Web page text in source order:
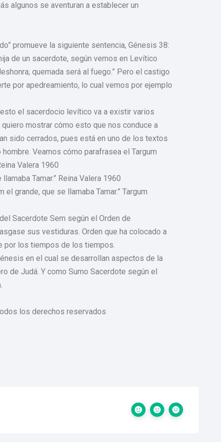
algunos se aventuran a establecer un
promueve la siguiente sentencia, Génesis 38:
de un sacerdote, según vemos en Levítico
quemada será al fuego.” Pero el castigo
por apedreamiento, lo cual vemos por ejemplo
el sacerdocio levítico va a existir varios
mostrar cómo esto que nos conduce a
sido cerrados, pues está en uno de los textos
Veamos cómo parafrasea el Targum
Valera 1960
Tamar.” Reina Valera 1960
grande, que se llamaba Tamar.” Targum
Sacerdote Sem según el Orden de
sus vestiduras. Orden que ha colocado a
por los tiempos de los tiempos.
en el cual se desarrollan aspectos de la
de Judá. Y como Sumo Sacerdote según el
los derechos reservados